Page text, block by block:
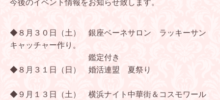
今後のイベント情報をお知らせ致します。
◆８月３０日（土） 銀座ベーネサロン ラッキーサン
キャッチャー作り。
鑑定付き
◆８月３１日（日） 婚活連盟 夏祭り
◆９月１３日（土） 横浜ナイト中華街＆コスモワール